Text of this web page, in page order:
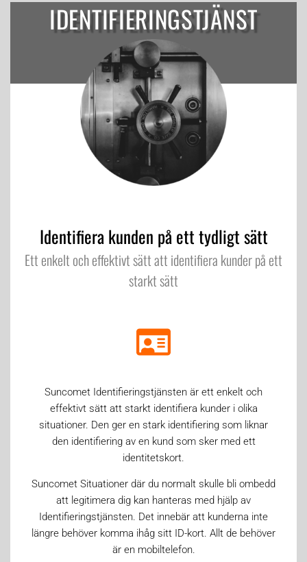
IDENTIFIERINGSTJÄNST
Identifiera kunden på ett tydligt sätt
Ett enkelt och effektivt sätt att identifiera kunder på ett
starkt sätt
Suncomet Identifieringstjänsten är ett enkelt och
effektivt sätt att starkt identifiera kunder i olika
situationer. Den ger en stark identifiering som liknar
den identifiering av en kund som sker med ett
identitetskort.
Suncomet Situationer där du normalt skulle bli ombedd
att legitimera dig kan hanteras med hjälp av
Identifieringstjänsten. Det innebär att kunderna inte
längre behöver komma ihåg sitt ID-kort. Allt de behöver
är en mobiltelefon.